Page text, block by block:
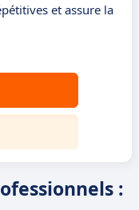
et assure la
: